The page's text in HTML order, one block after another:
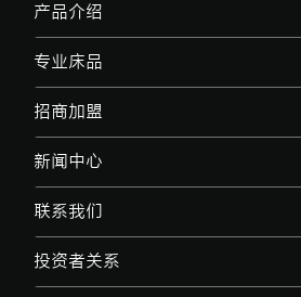
产品介绍
专业床品
招商加盟
新闻中心
联系我们
投资者关系